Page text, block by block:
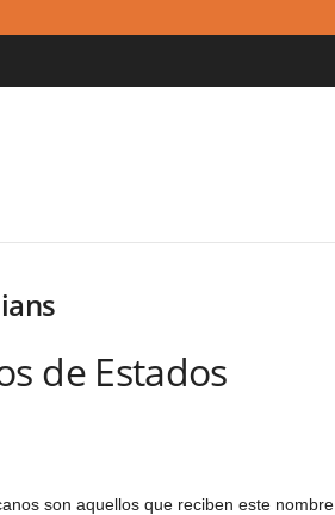
de Estados
son aquellos que reciben este nombre